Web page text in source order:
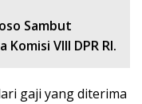
Sambut
VIII DPR RI.
gaji yang diterima